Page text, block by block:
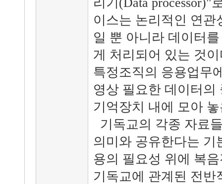
이스는 논리적인 연관
일 뿐 아니라 데이터
게 처리되어 있는 것
특정조직의 응용업무
영상 필요한 데이터의
기억장치 내에 모아
기독교의 각종 자료
의미와 공유한다는 기
용의 필요성 위에 복
기독교에 관계된 전반